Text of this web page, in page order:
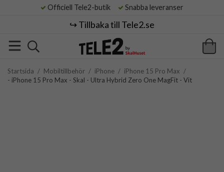
Officiell Tele2-butik Snabba leveranser
↪️ Tillbaka till Tele2.se
Startsida / Mobiltillbehör / iPhone / iPhone 15 Pro Max /
- iPhone 15 Pro Max - Skal - Ultra Hybrid Zero One MagFit - Vit